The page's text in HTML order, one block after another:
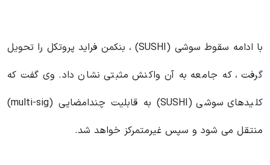
با ادامه سقوط سوشی (SUSHI) ، بنکمن فراید پروتکل را تحویل
گرفت ، که جامعه به آن واکنش مثبتی نشان داد. وی گفت که
کلیدهای سوشی (SUSHI) به قابلیت چندامضایی (multi-sig)
منتقل می شود و سپس غیرمتمرکز خواهد شد.